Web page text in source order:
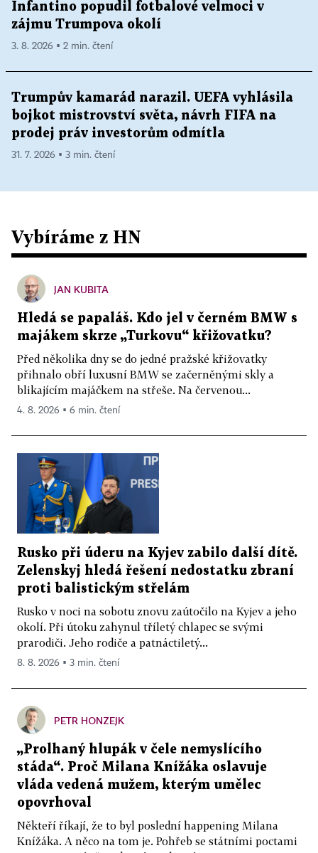
Infantino popudil fotbalové velmoci v
zájmu Trumpova okolí
3. 8. 2026 ▪ 2 min. čtení
Trumpův kamarád narazil. UEFA vyhlásila
bojkot mistrovství světa, návrh FIFA na
prodej práv investorům odmítla
31. 7. 2026 ▪ 3 min. čtení
Vybíráme z HN
JAN KUBITA
Hledá se papaláš. Kdo jel v černém BMW s
majákem skrze „Turkovu“ křižovatku?
Před několika dny se do jedné pražské křižovatky
přihnalo obří luxusní BMW se začerněnými skly a
blikajícím majáčkem na střeše. Na červenou...
4. 8. 2026 ▪ 6 min. čtení
Rusko při úderu na Kyjev zabilo další dítě.
Zelenskyj hledá řešení nedostatku zbraní
proti balistickým střelám
Rusko v noci na sobotu znovu zaútočilo na Kyjev a jeho
okolí. Při útoku zahynul tříletý chlapec se svými
prarodiči. Jeho rodiče a patnáctiletý...
8. 8. 2026 ▪ 3 min. čtení
PETR HONZEJK
„Prolhaný hlupák v čele nemyslícího
stáda“. Proč Milana Knížáka oslavuje
vláda vedená mužem, kterým umělec
opovrhoval
Někteří říkají, že to byl poslední happening Milana
Knížáka. A něco na tom je. Pohřeb se státními poctami